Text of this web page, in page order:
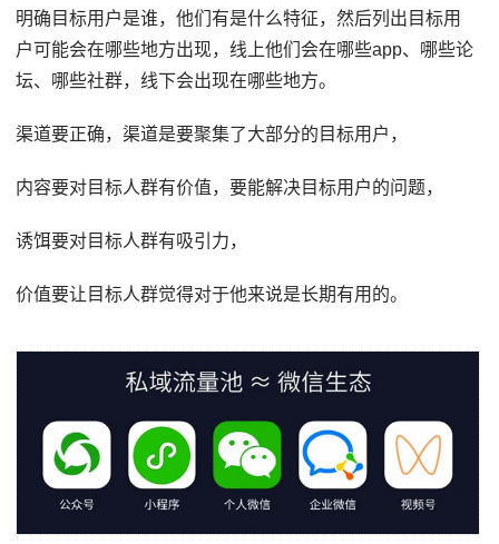
明确目标用户是谁，他们有是什么特征，然后列出目标用
户可能会在哪些地方出现，线上他们会在哪些app、哪些论
坛、哪些社群，线下会出现在哪些地方。
渠道要正确，渠道是要聚集了大部分的目标用户，
内容要对目标人群有价值，要能解决目标用户的问题，
诱饵要对目标人群有吸引力，
价值要让目标人群觉得对于他来说是长期有用的。